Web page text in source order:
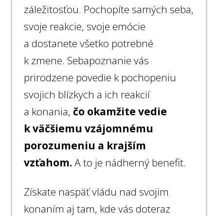
záležitosťou. Pochopíte samých seba,
svoje reakcie, svoje emócie
a dostanete všetko potrebné
k zmene. Sebapoznanie vás
prirodzene povedie k pochopeniu
svojich blízkych a ich reakcií
a konania, čo okamžite vedie
k väčšiemu vzájomnému
porozumeniu a krajším
vzťahom.A to je nádherný benefit.
Získate naspäť vládu nad svojim
konaním aj tam, kde vás doteraz